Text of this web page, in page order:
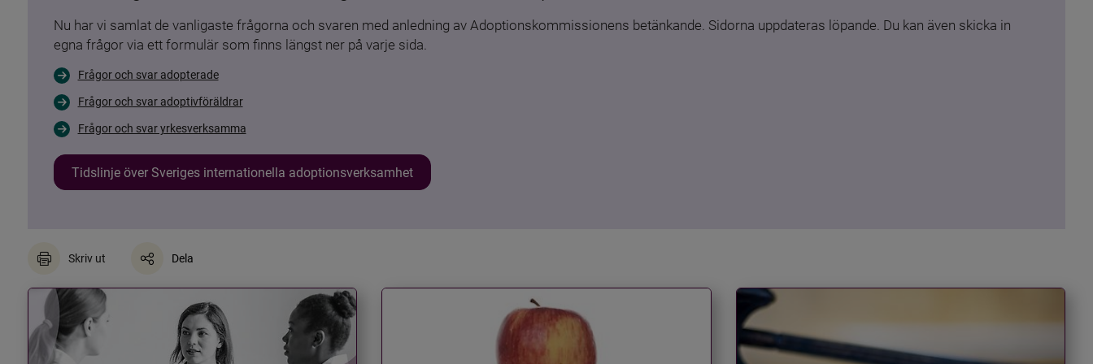
Nu har vi samlat de vanligaste frågorna och svaren med anledning av Adoptionskommissionens betänkande. Sidorna uppdateras löpande. Du kan även skicka in
egna frågor via ett formulär som finns längst ner på varje sida.
Frågor och svar adopterade
Frågor och svar adoptivföräldrar
Frågor och svar yrkesverksamma
Tidslinje över Sveriges internationella adoptionsverksamhet
Skriv ut Dela